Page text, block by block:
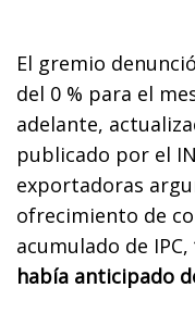
El gremio
del 0 % para el
adelante,
publicado por el
exportadoras
ofrecimiento de
acumulado de IPC,
había anticipado